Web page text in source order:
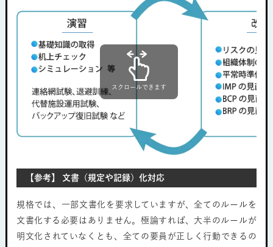
スクロールできます
【参考】 文書（規定や記録）化対応
規格では、一部文書化を要求していますが、全てのルールを
文書化する必要はありません。極論すれば、大半のルールが
明文化されていなくとも、全ての要員が正しく行動できるの